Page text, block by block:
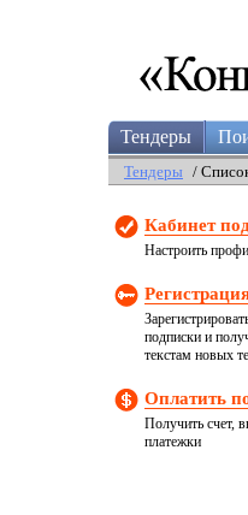
Тендеры
Тендеры /
Кабинет
Настроить
подписки и
текстам новых
Оплатить
Получить счет,
платежки